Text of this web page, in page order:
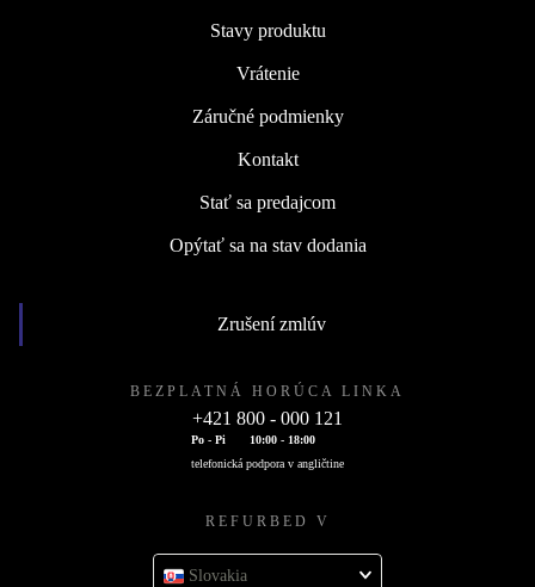
Stavy produktu
Vrátenie
Záručné podmienky
Kontakt
Stať sa predajcom
Opýtať sa na stav dodania
Zrušení zmlúv
BEZPLATNÁ HORÚCA LINKA
+421 800 - 000 121
Po - Pi
10:00 - 18:00
telefonická podpora v angličtine
REFURBED V
Slovakia